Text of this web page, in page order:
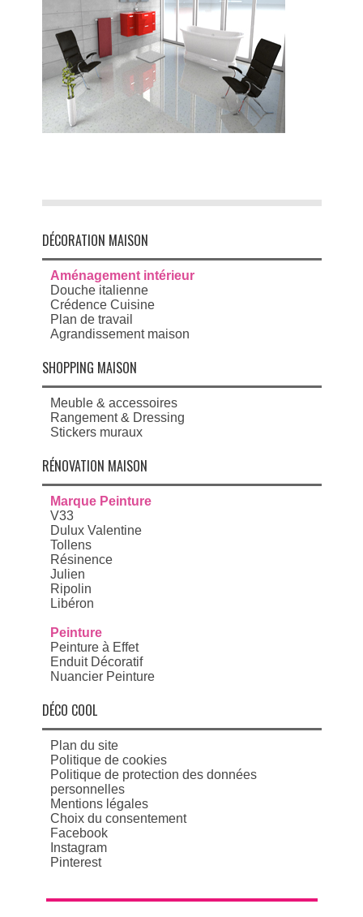
DÉCORATION MAISON
Aménagement intérieur
Douche italienne
Crédence Cuisine
Plan de travail
Agrandissement maison
SHOPPING MAISON
Meuble & accessoires
Rangement & Dressing
Stickers muraux
RÉNOVATION MAISON
Marque Peinture
V33
Dulux Valentine
Tollens
Résinence
Julien
Ripolin
Libéron
Peinture
Peinture à Effet
Enduit Décoratif
Nuancier Peinture
DÉCO COOL
Plan du site
Politique de cookies
Politique de protection des données
personnelles
Mentions légales
Choix du consentement
Facebook
Instagram
Pinterest